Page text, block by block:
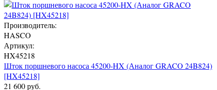
Производитель:
HASCO
Артикул:
HX45218
Шток поршневого насоса 45200-HX (Аналог GRACO 24B824)
[HX45218]
21 600 руб.